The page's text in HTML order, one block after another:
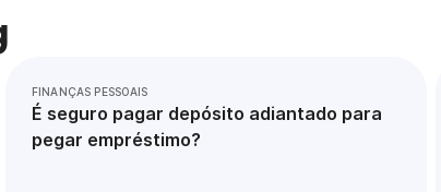
FINANÇAS PESSOAIS
É seguro pagar depósito adiantado para
pegar empréstimo?